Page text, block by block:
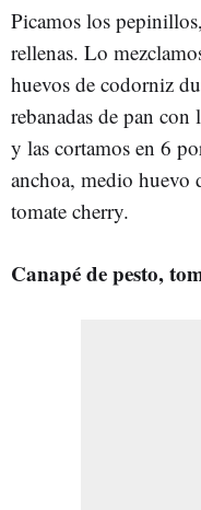
Picamos los
rellenas. Lo
huevos de codorniz
rebanadas de pan con
y las cortamos en 6
anchoa, medio huevo
tomate cherry.
Canapé de pesto,